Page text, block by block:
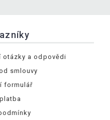
otázky a odpovědi
smlouvy
formulář